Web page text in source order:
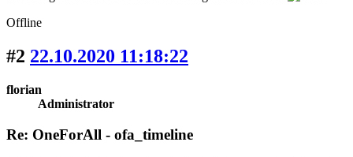
Offline
#2 22.10.2020 11:18:22
florian
Administrator
Re: OneForAll - ofa_timeline